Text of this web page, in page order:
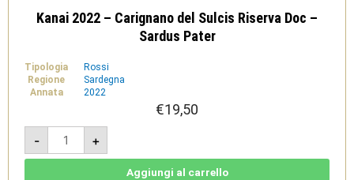
Kanai 2022 – Carignano del Sulcis Riserva Doc –
Sardus Pater
Tipologia
Rossi
Regione
Sardegna
Annata
2022
€19,50
-
Kanai
2022
-
Carignano
+
Aggiungi al carrello